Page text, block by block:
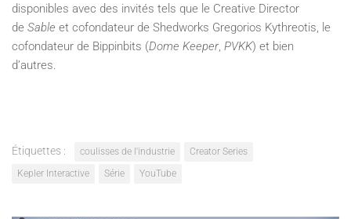
disponibles avec des invités tels que le Creative Director
de Sable et cofondateur de Shedworks Gregorios Kythreotis, le
cofondateur de Bippinbits (Dome Keeper, PVKK) et bien
d’autres.
Étiquettes : coulisses de l'industrie
Creator Series
Kepler Interactive
Série YouTube